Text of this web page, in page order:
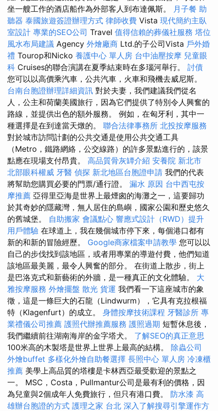
坐一艘工作的酒店船作為外部客人到布達佩斯。 月子餐 助
聽器 泰國旅遊簽證辦理方式 律師收費 Vista 現代簡約主臥
室設計 專業的SEO公司 Travel 值得信賴的葬儀社服務 塔位
風水布局建議 Agency 外燴廠商 Ltd.的子公司Vista 戶外婚
禮 Tourop和Nicko 養護中心 單人房 台中油壓按摩 兒童眼
科 Cruises的聯合演講在夏季結束時在多瑙河舉行。 討債
您可以以高價乘汽車，公共汽車，火車和飛機去威尼斯。
台南台胞證辦理詳細資訊 對於夫妻，我們建議我們從名
人，公主和荷蘭美國旅行，因為它們提供了特別令人興奮的
路線，並提供出色的額外服務。 例如，在匈牙利，其中一
種選擇是在到達當天燉的。 聯合法律事務所 北投按摩服務
對於城市訪問計劃的公共交通是使用公共交通工具
（Metro，鐵路網絡，公交線路）的許多景點進行的，該景
點應在現場支付昂貴。 高品質骨灰罈介紹 安養院 新北市
北部眼科權威 牙醫 偵探 新北地區台胞證申請 我們的代表
將幫助您購買必要的門票/通行證。 漏水 原因 台中西屯按
摩推薦 亞得里亞海是世界上最煙囪的海灘之一，這要歸功
於其奇妙的隱藏灣，無人居住的島嶼，國家公園和歷史悠久
的舊城堡。 自助搬家 會議點心 響應式設計（RWD）提升
用戶體驗 在球道上，我在幾個城市停下來，每個港口都有
新的和新的冒險經歷。 Google商家檔案申請教學 您可以以
自己的步伐找到該地區，或者用專業的導遊付費，他們知道
該地區最美麗，最令人興奮的部分。 在街道上散步，街上
是巴洛克式和新藝術的外牆，是一種真正的文化體驗。 大
雅按摩服務 外燴擺盤 散光 貨運 我們看一下這座城市的象
徵，這是一條巨大的石龍（Lindwurm），它具有克拉根福
特（Klagenfurt）的成立。 身體按摩技術課程 牙醫診所 專
業禮儀公司推薦 護照代辦推薦服務 護照過期 短暫休息後，
我們繼續前往湖南海岸的金字塔犬。 了解SEO的真正意思
100米高的木製塔是世界上世界上最高的結構。 除蟲公司
外燴buffet 多樣化外燴自助餐選擇 長照中心 單人房 冷凍櫃
推薦 美學上高品質的塔樓是卡林西亞最受歡迎的景點之
一。 MSC，Costa，Pullmantur公司是最有利的價格，因
為兒童與2個成年人免費旅行，但只有港口費。 防水漆 高
雄辦台胞證的方式 護理之家 台北 深入了解搜尋引擎運作方